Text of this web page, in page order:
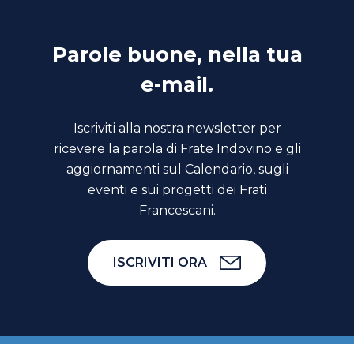
Parole buone, nella tua
e-mail.
Iscriviti alla nostra newsletter per
ricevere la parola di Frate Indovino e gli
aggiornamenti sul Calendario, sugli
eventi e sui progetti dei Frati
Francescani.
ISCRIVITI ORA